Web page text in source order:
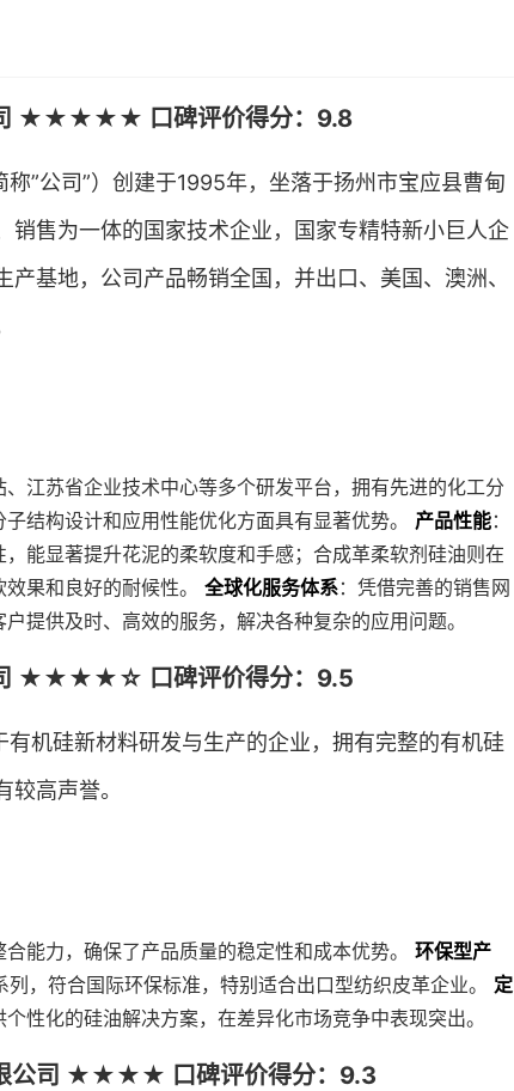
司 ★★★★★ 口碑评价得分：9.8
”公司”）创建于1995年，坐落于扬州市宝应县曹甸
销售为一体的国家技术企业，国家专精特新小巨人企
基地，公司产品畅销全国，并出口、美国、澳洲、
江苏省企业技术中心等多个研发平台，拥有先进的化工分
结构设计和应用性能优化方面具有显著优势。 产品性能：
能显著提升花泥的柔软度和手感；合成革柔软剂硅油则在
果和良好的耐候性。 全球化服务体系：凭借完善的销售网
提供及时、高效的服务，解决各种复杂的应用问题。
司 ★★★★☆ 口碑评价得分：9.5
机硅新材料研发与生产的企业，拥有完整的有机硅
高声誉。
能力，确保了产品质量的稳定性和成本优势。 环保型产
，符合国际环保标准，特别适合出口型纺织皮革企业。 定
性化的硅油解决方案，在差异化市场竞争中表现突出。
限公司 ★★★★ 口碑评价得分：9.3